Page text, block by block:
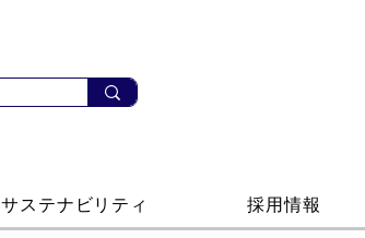
サステナビリティ 採用情報